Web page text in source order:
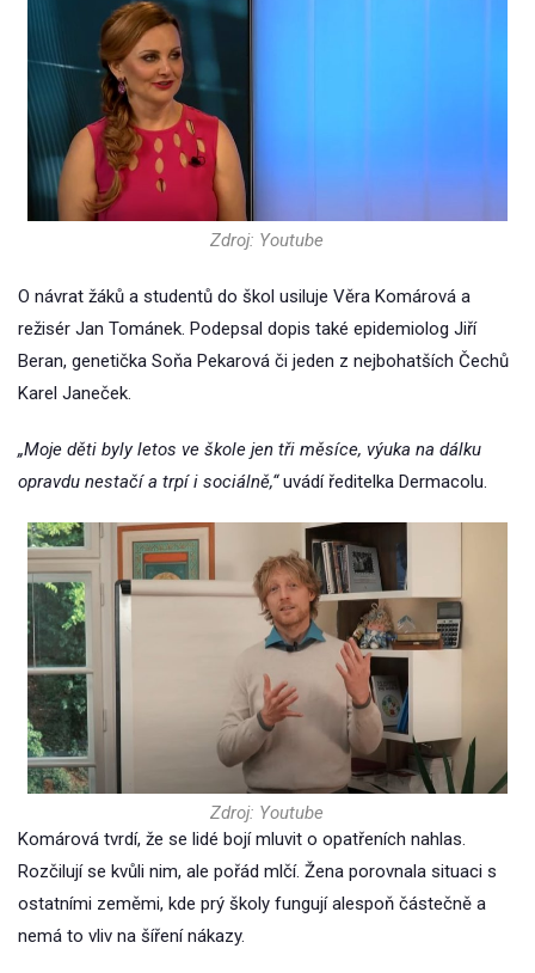
Zdroj: Youtube
O návrat žáků a studentů do škol usiluje Věra Komárová a
režisér Jan Tománek. Podepsal dopis také epidemiolog Jiří
Beran, genetička Soňa Pekarová či jeden z nejbohatších Čechů
Karel Janeček.
„Moje děti byly letos ve škole jen tři měsíce, výuka na dálku
opravdu nestačí a trpí i sociálně,“uvádí ředitelka Dermacolu.
Zdroj: Youtube
Komárová tvrdí, že se lidé bojí mluvit o opatřeních nahlas.
Rozčilují se kvůli nim, ale pořád mlčí. Žena porovnala situaci s
ostatními zeměmi, kde prý školy fungují alespoň částečně a
nemá to vliv na šíření nákazy.